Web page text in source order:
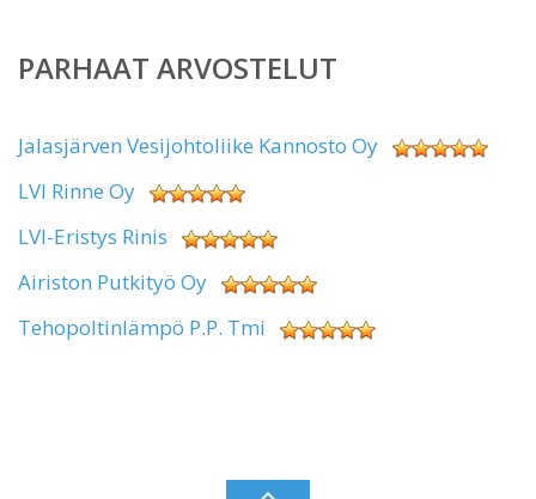
PARHAAT ARVOSTELUT
Jalasjärven Vesijohtoliike Kannosto Oy
LVI Rinne Oy
LVI-Eristys Rinis
Airiston Putkityö Oy
Tehopoltinlämpö P.P. Tmi